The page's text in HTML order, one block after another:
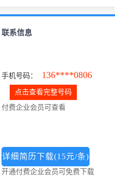
联系信息
手机号码： 136****0806
点击查看完整号码
付费企业会员可查看
详细简历下载(15元/条)
开通付费企业会员可免费下载